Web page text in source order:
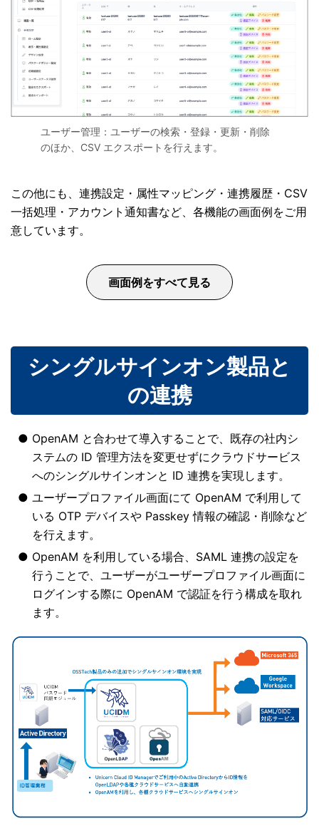
ユーザー管理：ユーザーの検索・登録・更新・削除
のほか、CSV エクスポートを行えます。
この他にも、連携設定・属性マッピング・連携履歴・CSV
一括処理・アカウント通知書など、各機能の画面例をご用
意しています。
画面例をすべて見る
シングルサインオン製品と
の連携
OpenAM と合わせて導入することで、既存の社内シ
ステムの ID 管理方法を変更せずにクラウドサービス
へのシングルサインオンと ID 連携を実現します。
ユーザープロファイル画面にて OpenAM で利用して
いる OTP デバイスや Passkey 情報の確認・削除など
を行えます。
OpenAM を利用している場合、SAML 連携の設定を
行うことで、ユーザーがユーザープロファイル画面に
ログインする際に OpenAM で認証を行う構成を取れ
ます。